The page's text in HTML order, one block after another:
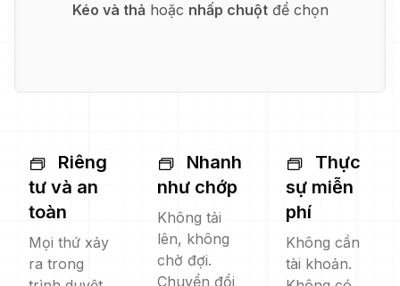
Kéo và thả hoặc nhấp chuộtđể chọn
Riêng
tư và an
toàn
Mọi thứ xảy
ra trong
Nhanh
như chớp
Không tải
lên, không
chờ đợi.
Chuyển đổi
Thực
sự miễn
phí
Không cần
tài khoản.